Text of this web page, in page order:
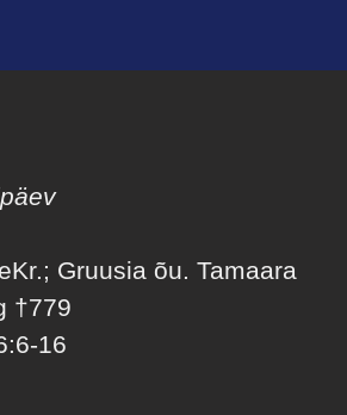
Gruusia õu. Tamaara
†779
16